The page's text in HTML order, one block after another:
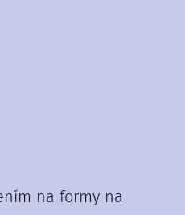
na formy na